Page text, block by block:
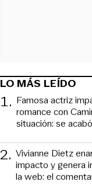
LO MÁS LEÍDO
1. Famosa actriz
romance con
situación: se
2. Vivianne Dietz
impacto y genera
la web: el